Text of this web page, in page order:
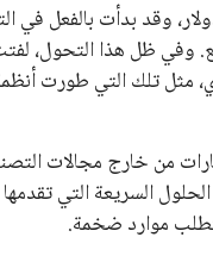
من جمع تمويلات بلغت 120 مليون
وفي ظل هذا التحول،
تلك التي طورت
من خارج مجالات
السريعة التي
موارد ضخمة.